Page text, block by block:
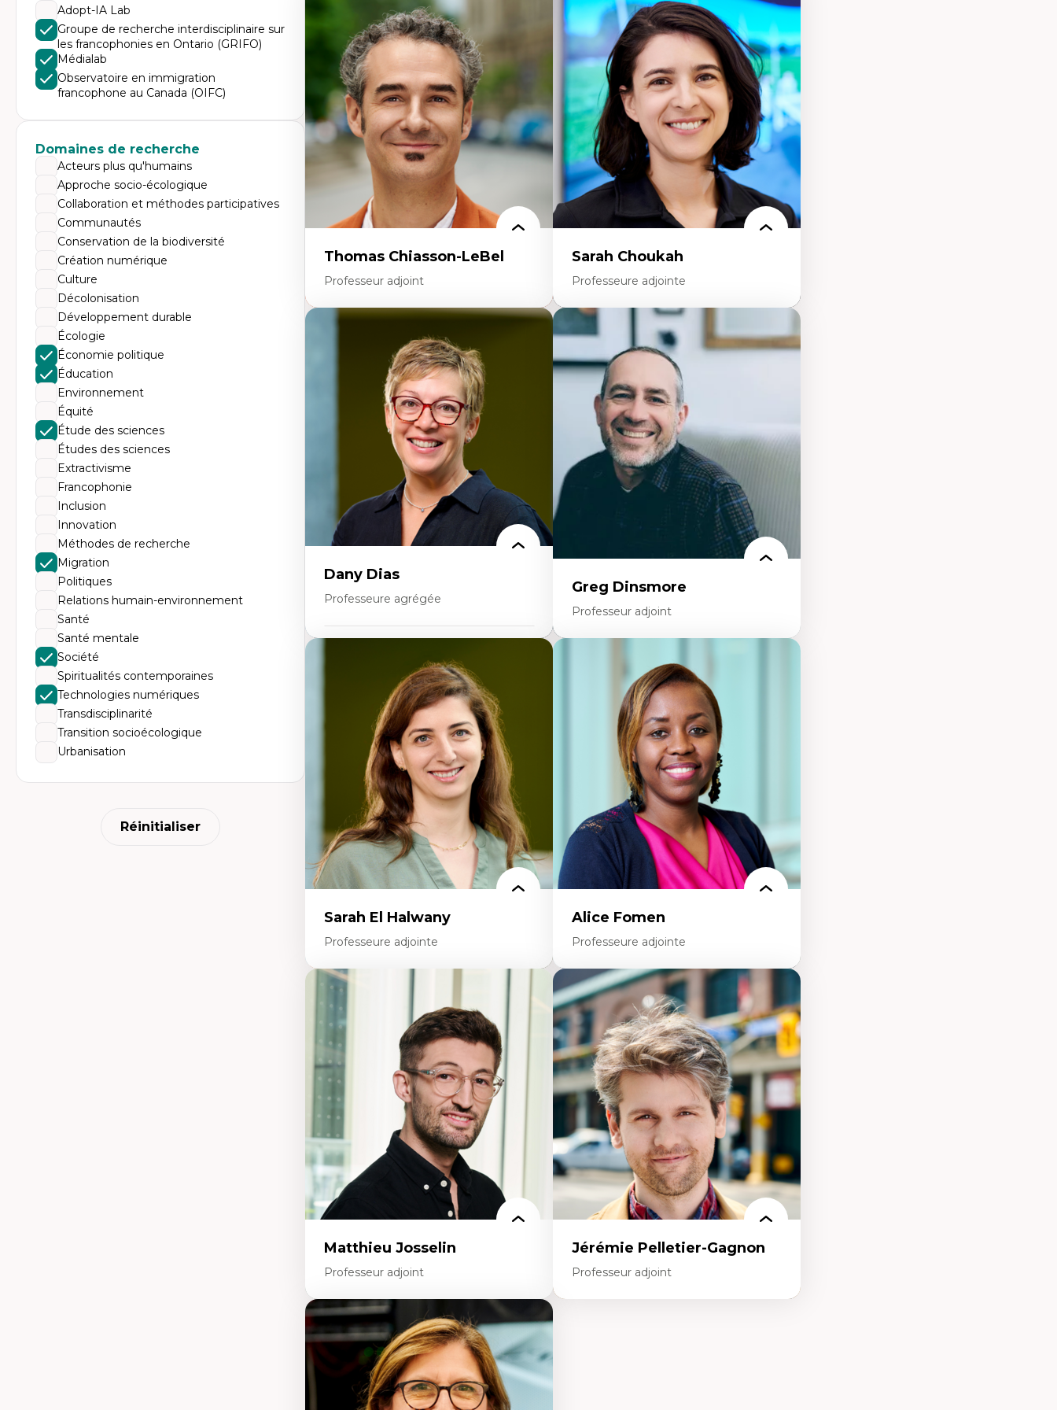
Adopt-IA Lab
Groupe de recherche interdisciplinaire sur
les francophonies en Ontario (GRIFO)
Médialab
Observatoire en immigration
francophone au Canada (OIFC)
Domaines de recherche
Acteurs plus qu'humains
Approche socio-écologique
Collaboration et méthodes participatives
Communautés
Conservation de la biodiversité
Création numérique
Culture
Décolonisation
Développement durable
Écologie
Économie politique
Éducation
Environnement
Équité
Étude des sciences
Études des sciences
Extractivisme
Francophonie
Inclusion
Innovation
Méthodes de recherche
Migration
Politiques
Relations humain-environnement
Santé
Santé mentale
Société
Spiritualités contemporaines
Technologies numériques
Transdisciplinarité
Transition socioécologique
Urbanisation
Réinitialiser
Discours sur la ville et représentations
Mosquées, formes et usages au Canada
Reconnaissance et représentations des
communautés immigrantes dans l'espace
urbain
Design architectural et urbain
Patrimoine et patrimonialisation
Études postcoloniales et décolonisation des
savoirs
Expertises
Économie circulaire
Modèles d’affaires durables
Histoire des faits économiques
Gestion durable des ressources naturelles
Écologie industrielle
Aménagement durable du territoire
Développement régional
Coopératives
Télétravail en milieu rural francophone
Transition socio-écologique
Thomas Chiasson-LeBel
Professeur adjoint
Théories du développement
Économie politique comparée
Élites économiques
Sociologie économique
Extractivisme
Classes sociales
Mouvements sociaux
Théories de l’État
Sarah Choukah
Professeure adjointe
Expertises
Démocratisation des nouvelles
technologies et biotechnologies
Données ouvertes
Bioart, programmation et électronique
créatives
Histoire sociale et culturelle des
technologies numériques
Résistances et droits numériques
Internet des objets
Métavers
Problématiques relatives à l’intelligence
artificielle, l’apprentissage machine et les
Féminismes et nouvelles technologies
Dany Dias
Professeure agrégée
Pédagogies critiques et justice sociale
Éthique relationnelle et sollicitude en
Décolonisation et autochtonisation de la
formation à l’enseignement
Littératie et didactique du français
Éducation inclusive
Formation à l’enseignement en contexte
francophone minoritaire
Identité linguistique et culturelle
Recherche-action et approches
participatives
Leadership éducatif et pratiques réflexives
Éducation durable et bien-être en
enseignement
Greg Dinsmore
Professeur adjoint
Fragmentation des auditoires médiatiques
Analyse multi-plateforme des auditoires
médiatiques
Analyse des comportements numériques à
travers les données massives et l’IA
Recherche quantitative et qualitative sur
les auditoires médiatiques
Épistémologie des techniques de recherche
numérique et l’IA
Théorie des droits de la personne
La pensée politique d’Hannah Arendt
La pensée politique à l’ère numérique
Justice internationale et normes
internationales
Sarah El Halwany
Professeure adjointe
Expertises
Les apports pédagogiques des théories de
l'affect, du posthumanisme, du féminisme
dans l'éducation aux sciences
L'apprentissage des sciences/STIM dans une
perspective socioécologique de care
L’insertion professionnelle des
enseignant.e.s
Alice Fomen
Professeure adjointe
Expertises
Acceptabilité, acceptation et adoption des
technologies
Technologies d'apprentissage innovantes
Insertion professionnelle du nouveau
personnel enseignant
Construction identitaire en milieu
minoritaire francophone
Technologies éducatives pour la formation
continue
Matthieu Josselin
Professeur adjoint
Expertises
Ethnographie critique des environnements
d’apprentissage des étudiant.e.s
Approche transdisciplinaire des
compétences socioaffectives et
interculturelles
Jérémie Pelletier-Gagnon
Professeur adjoint